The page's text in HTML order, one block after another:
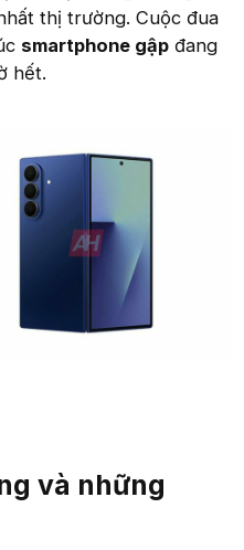
thị trường. Cuộc đua
smartphone gập đang
hết.
và những